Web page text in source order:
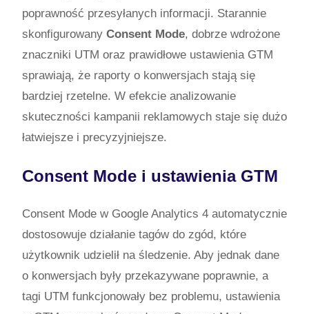
poprawność przesyłanych informacji. Starannie
skonfigurowany Consent Mode, dobrze wdrożone
znaczniki UTM oraz prawidłowe ustawienia GTM
sprawiają, że raporty o konwersjach stają się
bardziej rzetelne. W efekcie analizowanie
skuteczności kampanii reklamowych staje się dużo
łatwiejsze i precyzyjniejsze.
Consent Mode i ustawienia GTM
Consent Mode w Google Analytics 4 automatycznie
dostosowuje działanie tagów do zgód, które
użytkownik udzielił na śledzenie. Aby jednak dane
o konwersjach były przekazywane poprawnie, a
tagi UTM funkcjonowały bez problemu, ustawienia